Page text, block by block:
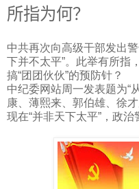
所指为何？
中共再次向高级干部发出
下并不太平”。此举有所指
搞“团团伙伙”的预防针？
中纪委网站周一发表题为“
康、薄熙来、郭伯雄、徐
现在“并非天下太平”，政治